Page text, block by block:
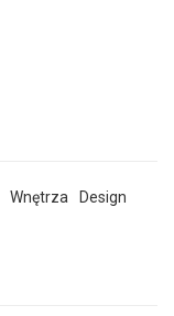
Wnętrza
Design